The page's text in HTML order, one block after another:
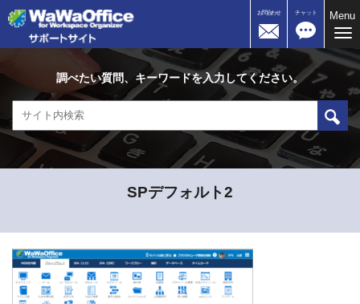
お問合わせ チャット
Menu
調べたい質問、キーワードを入力してください。
SPデフォルト2